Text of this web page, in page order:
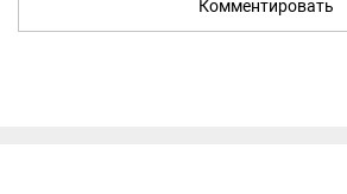
Комментировать